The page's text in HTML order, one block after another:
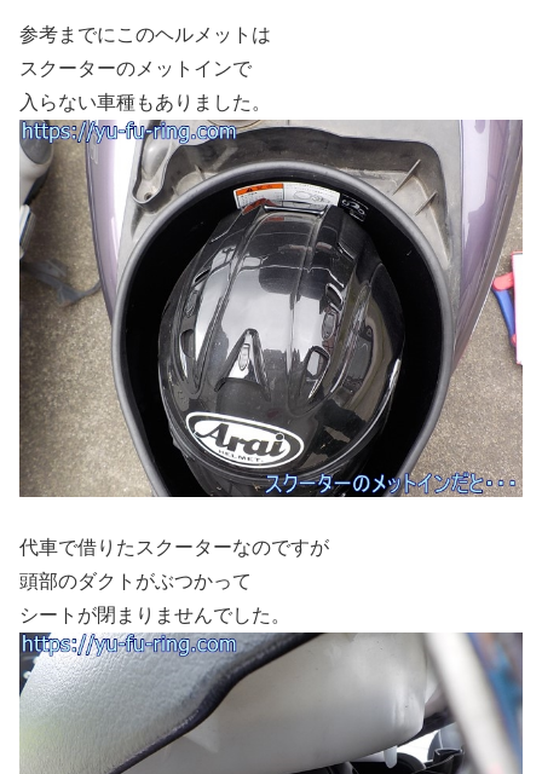
参考までにこのヘルメットは
スクーターのメットインで
入らない車種もありました。
代車で借りたスクーターなのですが
頭部のダクトがぶつかって
シートが閉まりませんでした。